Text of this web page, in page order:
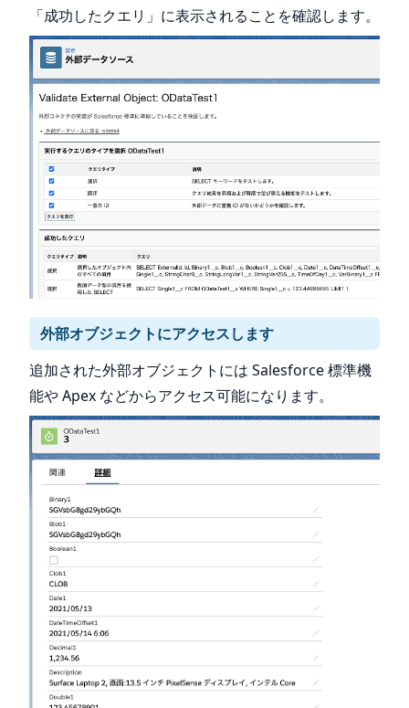
「成功したクエリ」に表示されることを確認します。
外部オブジェクトにアクセスします
追加された外部オブジェクトには Salesforce 標準機
能や Apex などからアクセス可能になります。